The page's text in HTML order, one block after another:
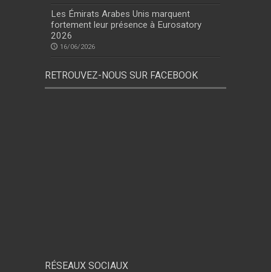
Les Émirats Arabes Unis marquent
fortement leur présence à Eurosatory
2026
16/06/2026
RETROUVEZ-NOUS SUR FACEBOOK
RÉSEAUX SOCIAUX